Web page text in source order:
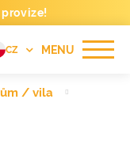
provize!
MENU
CZ
/ vila